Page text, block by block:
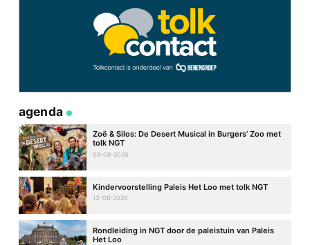
agenda
Zoë & Silos: De Desert Musical in Burgers’ Zoo met
tolk NGT
08-08-2026
Kindervoorstelling Paleis Het Loo met tolk NGT
13-08-2026
Rondleiding in NGT door de paleistuin van Paleis
Het Loo